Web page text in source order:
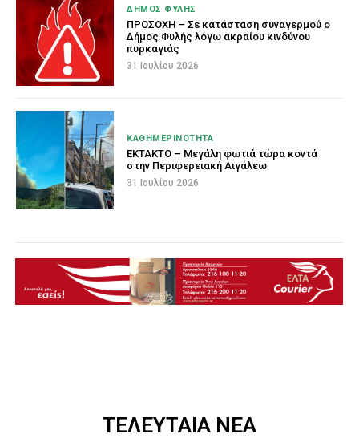
ΔΗΜΟΣ ΦΥΛΗΣ
ΠΡΟΣΟΧΗ – Σε κατάσταση συναγερμού ο
Δήμος Φυλής λόγω ακραίου κινδύνου
πυρκαγιάς
31 Ιουλίου 2026
ΚΑΘΗΜΕΡΙΝΟΤΗΤΑ
ΕΚΤΑΚΤΟ – Μεγάλη φωτιά τώρα κοντά
στην Περιφερειακή Αιγάλεω
31 Ιουλίου 2026
ΤΕΛΕΥΤΑΙΑ ΝΕΑ